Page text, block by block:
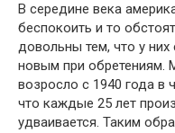
В середине века
беспокоить и то
довольны тем, что у них
новым при обретениям.
возросло с 1940 года в
что каждые 25 лет
удваивается. Таким